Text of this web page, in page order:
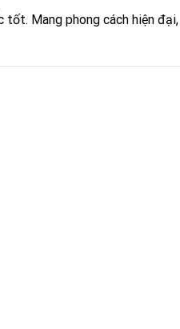
Mang phong cách hiện